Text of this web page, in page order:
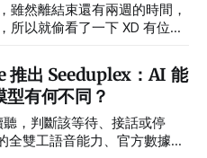
雖然離結束還有兩週的時間，
就偷看了一下 XD 有位在
得他的比喻很妙： 主管
，其實不然，反而增加了開
，而時間沒有被增加，原因是
話有異曲同工之妙。聽過一
也是需要 10 個月才能誕生
十個女人沒辦法一個月生出小
推出 Seeduplex：AI 能
有何不同？
，判斷該等待、接話或停
全雙工語音能力、官方數據與